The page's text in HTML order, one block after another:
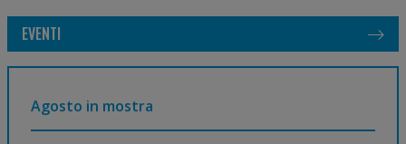
EVENTI
Agosto in mostra